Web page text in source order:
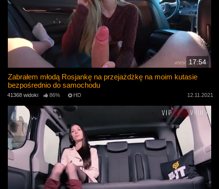
17:54
Zabrałem młodą Rosjankę na przejażdżkę na moim kutasie
bezpośrednio do samochodu
41368 widoki 86% HD 12.11.2021